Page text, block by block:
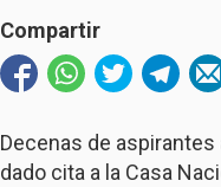
Compartir
Decenas de
dado cita a la Casa